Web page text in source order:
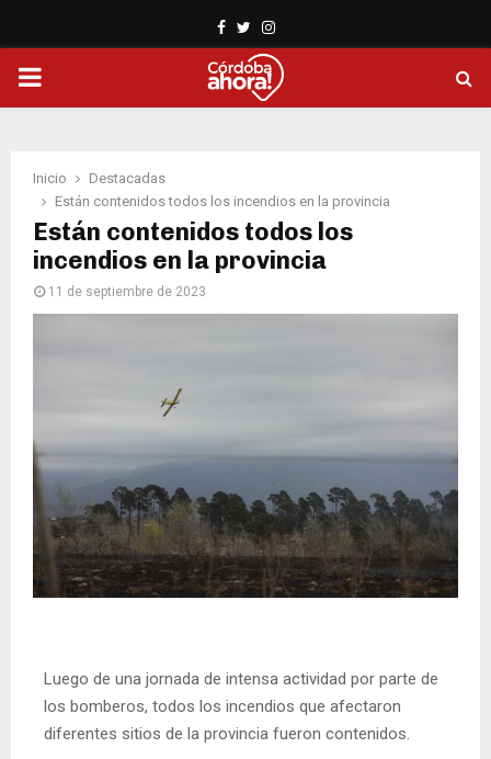
Facebook
TwitterInstagram
PRIMARY
Inicio
Destacadas
Están contenidos todos los incendios en la provincia
Están contenidos todos los
incendios en la provincia
11 de septiembre de 2023
Luego de una jornada de intensa actividad por parte de
los bomberos, todos los incendios que afectaron
diferentes sitios de la provincia fueron contenidos.